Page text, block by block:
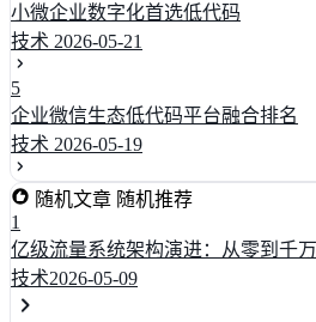
小微企业数字化首选低代码
技术 2026-05-21
5
企业微信生态低代码平台融合排名
技术 2026-05-19
随机文章 随机推荐
1
亿级流量系统架构演进：从零到千
技术2026-05-09